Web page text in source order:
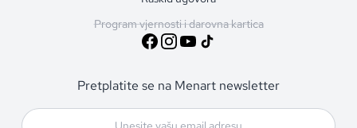
Program vjernosti i darovna kartica
Pretplatite se na Menart newsletter